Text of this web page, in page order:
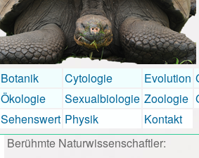
Botanik Cytologie Evolution
Ökologie Sexualbiologie Zoologie
Sehenswert Physik
Kontakt
Berühmte Naturwissenschaftler: